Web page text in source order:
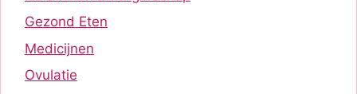
Gezond Eten
Medicijnen
Ovulatie